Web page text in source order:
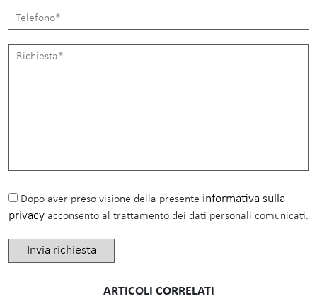
Dopo aver preso visione della presente informativa sulla
privacy acconsento al trattamento dei dati personali comunicati.
ARTICOLI CORRELATI